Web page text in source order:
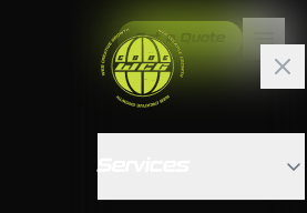
Get a Quote